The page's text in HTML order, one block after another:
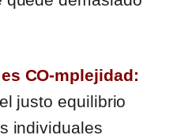
CO-mplejidad:
justo equilibrio
individuales